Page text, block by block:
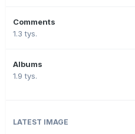
Comments
1.3 tys.
Albums
1.9 tys.
LATEST IMAGE